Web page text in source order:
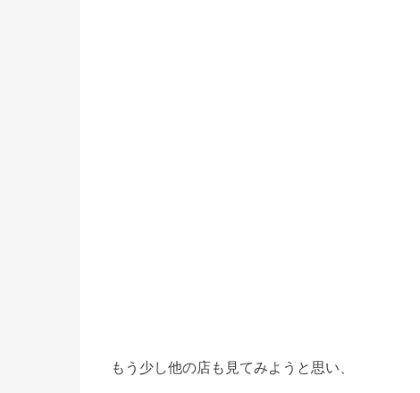
もう少し他の店も見てみようと思い、